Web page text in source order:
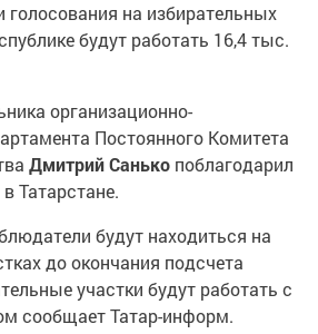
голосования на избирательных
будут работать 16,4 тыс.
организационно-
Постоянного Комитета
Дмитрий Санько поблагодарил
Татарстане.
будут находиться на
до окончания подсчета
участки будут работать с
сообщает Татар-информ.